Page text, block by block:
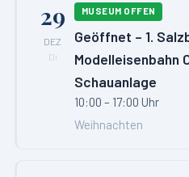
29
DEZ
Di
MUSEUM OFFEN
Geöffnet – 1.
Modelleisenbahn
Schauanlage
10:00 – 17:00 Uhr
Weihnachten